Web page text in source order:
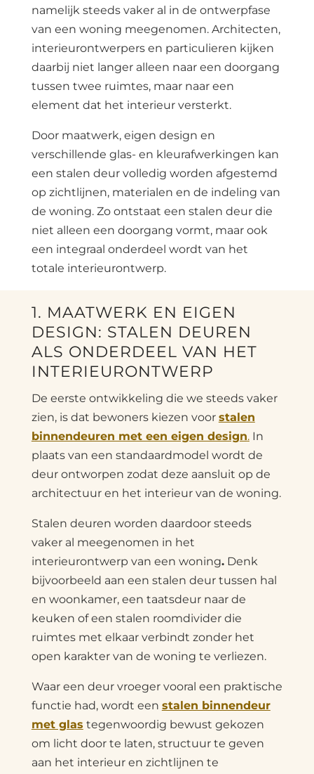
namelijk steeds vaker al in de ontwerpfase
van een woning meegenomen. Architecten,
interieurontwerpers en particulieren kijken
daarbij niet langer alleen naar een doorgang
tussen twee ruimtes, maar naar een
element dat het interieur versterkt.
Door maatwerk, eigen design en
verschillende glas- en kleurafwerkingen kan
een stalen deur volledig worden afgestemd
op zichtlijnen, materialen en de indeling van
de woning. Zo ontstaat een stalen deur die
niet alleen een doorgang vormt, maar ook
een integraal onderdeel wordt van het
totale interieurontwerp.
1. MAATWERK EN EIGEN
DESIGN: STALEN DEUREN
ALS ONDERDEEL VAN HET
INTERIEURONTWERP
De eerste ontwikkeling die we steeds vaker
zien, is dat bewoners kiezen voor stalen
binnendeuren met een eigen design.In
plaats van een standaardmodel wordt de
deur ontworpen zodat deze aansluit op de
architectuur en het interieur van de woning.
Stalen deuren worden daardoor steeds
vaker al meegenomen in het
interieurontwerp van een woning.Denk
bijvoorbeeld aan een stalen deur tussen hal
en woonkamer, een taatsdeur naar de
keuken of een stalen roomdivider die
ruimtes met elkaar verbindt zonder het
open karakter van de woning te verliezen.
Waar een deur vroeger vooral een praktische
functie had, wordt een stalen binnendeur
met glas tegenwoordig bewust gekozen
om licht door te laten, structuur te geven
aan het interieur en zichtlijnen te